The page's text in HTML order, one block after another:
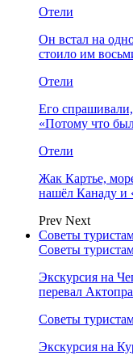
Отели
Он встал на
стоило им
Отели
Его спрашивали,
«Потому что
Отели
Жак Картье,
нашёл Канаду и
Prev Next
Советы
Советы
Экскурсия на
перевал
Советы
Экскурсия на